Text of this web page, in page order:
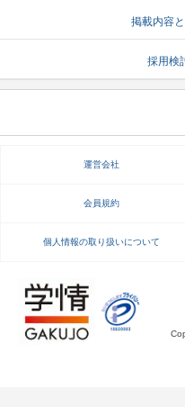
就活ノウハウが満載！
就活ニュースペーパー
掲載内容
採用検
運営会社
会員規約
個人情報の取り扱いについて